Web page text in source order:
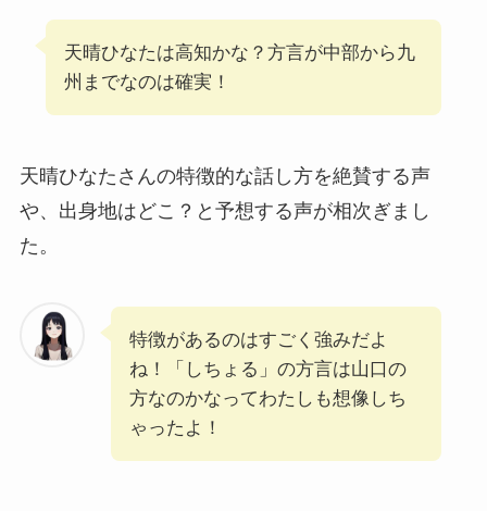
天晴ひなたは高知かな？方言が中部から九
州までなのは確実！
天晴ひなたさんの特徴的な話し方を絶賛する声
や、出身地はどこ？と予想する声が相次ぎまし
た。
特徴があるのはすごく強みだよ
ね！「しちょる」の方言は山口の
方なのかなってわたしも想像しち
ゃったよ！